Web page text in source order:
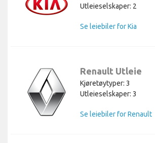
Utleieselskaper: 2
Se leiebiler for Kia
Renault Utleie
Kjøretøytyper: 3
Utleieselskaper: 3
Se leiebiler for Renault